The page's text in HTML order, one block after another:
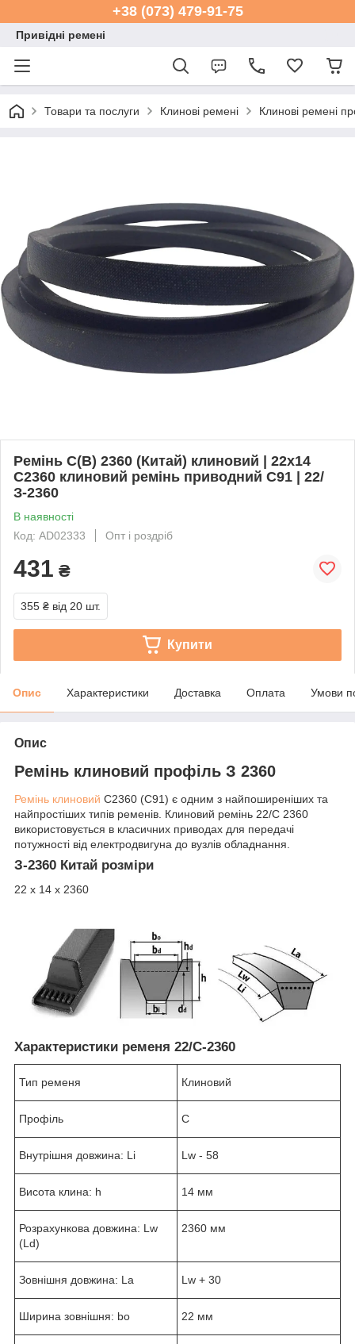
+38 (073) 479-91-75
Привідні ремені
Товари та послуги Клинові ремені Клинові ремені
Ремінь С(В) 2360 (Китай) клиновий | 22х14
C2360 клиновий ремінь приводний C91 | 22/
З-2360
В наявності
Код: AD02333
Опт і роздріб
431 ₴
355 ₴ від 20 шт.
Купити
Опис Характеристики Доставка Оплата Умови
Опис
Ремінь клиновий профіль З 2360
Ремінь клиновий С2360 (C91) є одним з найпоширеніших та
найпростіших типів ременів. Клиновий ремінь 22/C 2360
використовується в класичних приводах для передачі
потужності від електродвигуна до вузлів обладнання.
З-2360 Китай розміри
22 х 14 х 2360
Характеристики ременя 22/C-2360
Тип ременя Клиновий
Профіль C
Внутрішня довжина: Li Lw - 58
Висота клина: h 14 мм
Розрахункова довжина: Lw
(Ld)
2360 мм
Зовнішня довжина: La Lw + 30
Ширина зовнішня: bo 22 мм